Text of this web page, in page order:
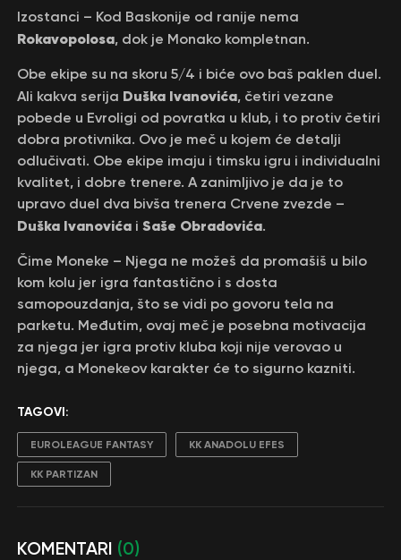
Izostanci – Kod Baskonije od ranije nema
Rokavopolosa, dok je Monako kompletnan.
Obe ekipe su na skoru 5/4 i biće ovo baš paklen duel.
Ali kakva serija Duška Ivanovića, četiri vezane
pobede u Evroligi od povratka u klub, i to protiv četiri
dobra protivnika. Ovo je meč u kojem će detalji
odlučivati. Obe ekipe imaju i timsku igru i individualni
kvalitet, i dobre trenere. A zanimljivo je da je to
upravo duel dva bivša trenera Crvene zvezde –
Duška Ivanovićai Saše Obradovića.
Čime Moneke – Njega ne možeš da promašiš u bilo
kom kolu jer igra fantastično i s dosta
samopouzdanja, što se vidi po govoru tela na
parketu. Međutim, ovaj meč je posebna motivacija
za njega jer igra protiv kluba koji nije verovao u
njega, a Monekeov karakter će to sigurno kazniti.
TAGOVI:
EUROLEAGUE FANTASY KK ANADOLU EFES
KK PARTIZAN
KOMENTARI (0)